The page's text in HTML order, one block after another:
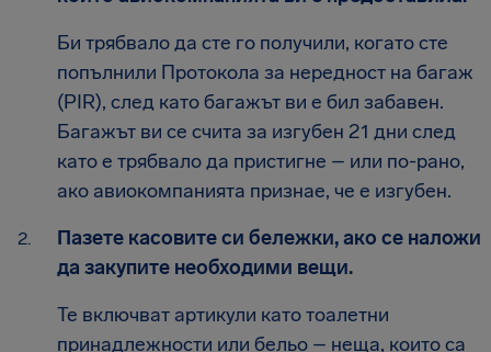
Би трябвало да сте го получили, когато сте
попълнили Протокола за нередност на багаж
(PIR), след като багажът ви е бил забавен.
Багажът ви се счита за изгубен 21 дни след
като е трябвало да пристигне – или по-рано,
ако авиокомпанията признае, че е изгубен.
Пазете касовите си бележки, ако се наложи
да закупите необходими вещи.
Те включват артикули като тоалетни
принадлежности или бельо – неща, които са